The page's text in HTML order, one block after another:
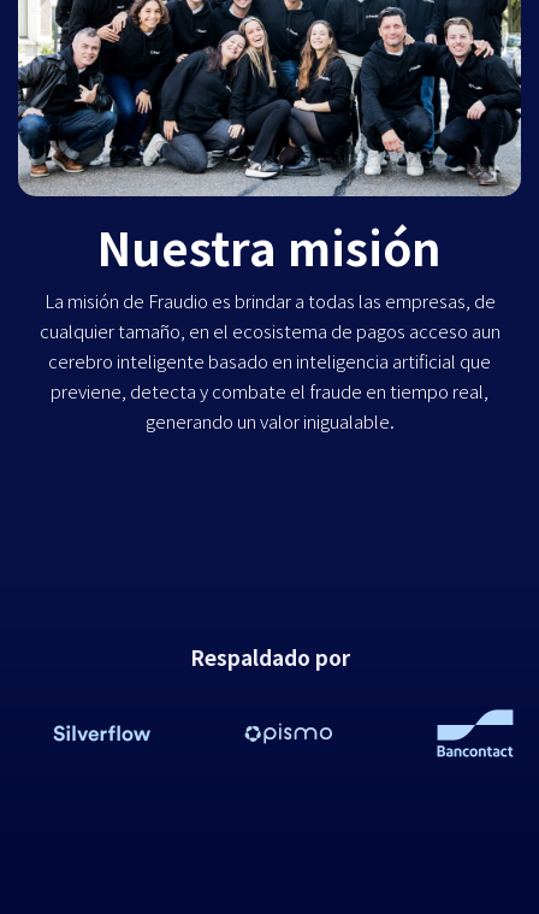
Nuestra misión
La misión de Fraudio es brindar a todas las empresas, de
cualquier tamaño, en el ecosistema de pagos acceso aun
cerebro inteligente basado en inteligencia artificial que
previene, detecta y combate el fraude en tiempo real,
generando un valor inigualable.
Respaldado por